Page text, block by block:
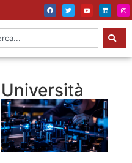
Università